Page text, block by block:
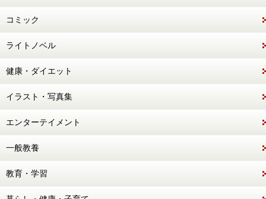
コミック
ライトノベル
健康・ダイエット
イラスト・写真集
エンターテイメント
一般教養
教育・学習